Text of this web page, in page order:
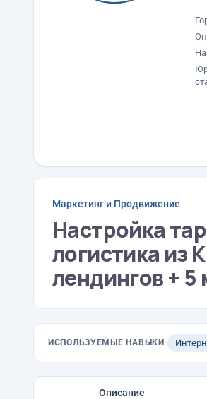
Маркетинг и Продвижение
Настройка
логистика из
лендингов +
ИСПОЛЬЗУЕМЫЕ НАВЫКИ
Описание